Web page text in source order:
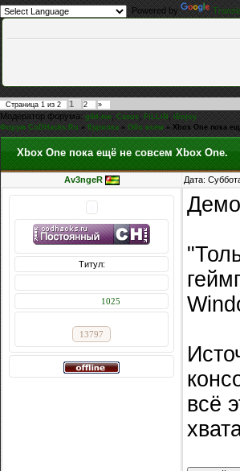
Powered by
Страница 1 из 2 1 2 »
Модератор форума:g0d-me,Casus, FiLLiN,iEnjoy
Форум CoDHacks.Ru » Курилка » Обо всем » Xbox One пока
Xbox One пока ещё не совсем Xbox One.
Av3ngeR Дата:
Титул:
1025
13797
всё